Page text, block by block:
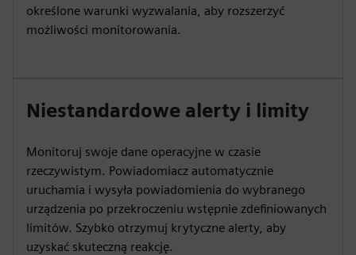
określone warunki wyzwalania, aby rozszerzyć
możliwości monitorowania.
Niestandardowe alerty i limity
Monitoruj swoje dane operacyjne w czasie
rzeczywistym. Powiadomiacz automatycznie
uruchamia i wysyła powiadomienia do wybranego
urządzenia po przekroczeniu wstępnie zdefiniowanych
limitów. Szybko otrzymuj krytyczne alerty, aby
uzyskać skuteczną reakcję.